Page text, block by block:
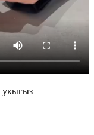
укыгыз